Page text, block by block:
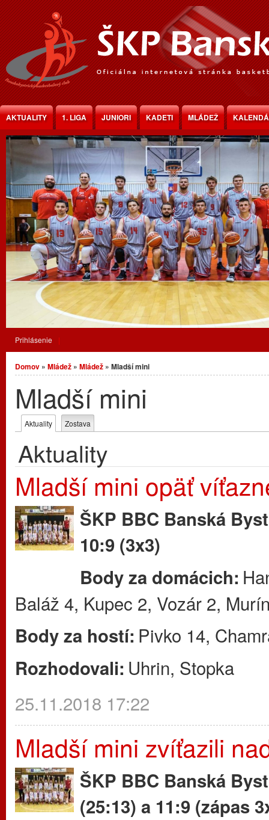
Jump to Content
AKTUALITY 1. LIGA JUNIORI KADETI MLÁDEŽ
Prihlásenie
Nachádzate sa tu
Domov » Mládež » Mládež » Mladší mini
Mladší mini
Primárne karty
Aktuality (aktívna karta)
Zostava
Aktuality
Mladší mini opäť
ŠKP BBC Banská
10:9 (3x3)
Body za domácich:
Baláž 4, Kupec 2, Vozár 2,
Body za hostí: Pivko 14,
Rozhodovali: Uhrin, Stopka
25.11.2018 17:22
Mladší mini zvíťazili
ŠKP BBC Banská
(25:13) a 11:9 (zápas